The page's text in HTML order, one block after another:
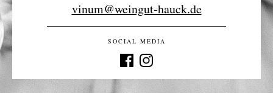
vinum@weingut-hauck.de
SOCIAL MEDIA